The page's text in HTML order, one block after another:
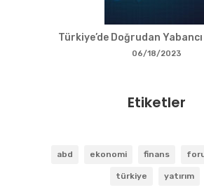
Türkiye’de Doğrudan
06/18/2023
Etiketler
abd ekonomi finans
türkiye yatırım